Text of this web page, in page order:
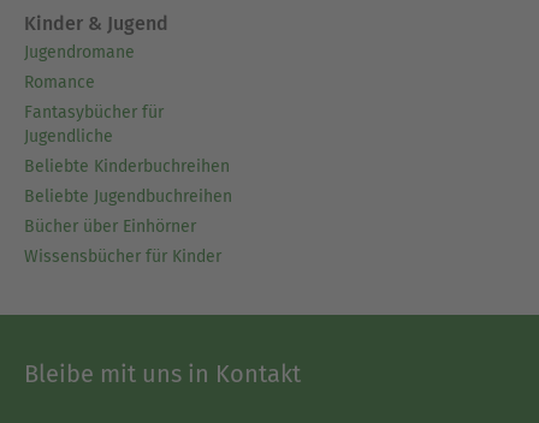
Kinder & Jugend
Jugendromane
Romance
Fantasybücher für
Jugendliche
Beliebte Kinderbuchreihen
Beliebte Jugendbuchreihen
Bücher über Einhörner
Wissensbücher für Kinder
Bleibe mit uns in Kontakt